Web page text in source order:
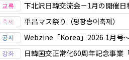
下北沢日韓交流会－1月の開催日
平昌マス祭り（평창송어축제）
Webzine「Korea」2026 1月号
日韓国交正常化60周年記念事業